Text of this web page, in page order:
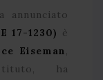
annunciato
17-1230) è
Eiseman,
ha